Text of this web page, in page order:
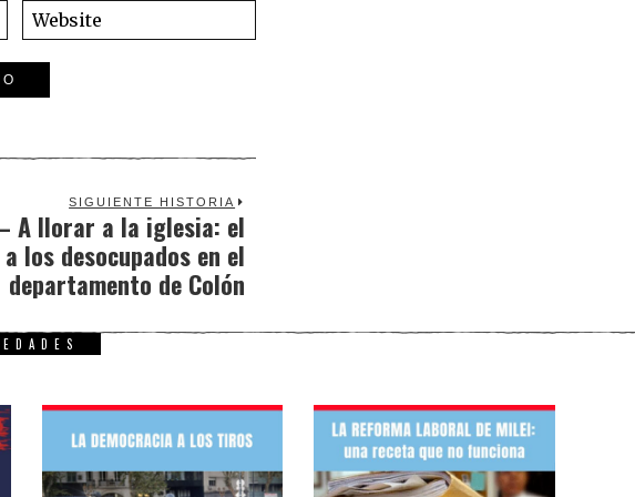
SIGUIENTE HISTORIA
A llorar a la iglesia: el
los desocupados en el
departamento de Colón